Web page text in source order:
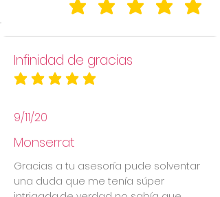
la calificación
Infinidad de gracias
la calificación promedio es 5 de 5
9/11/20
Monserrat
Gracias a tu asesoría pude solventar
una duda que me tenía súper